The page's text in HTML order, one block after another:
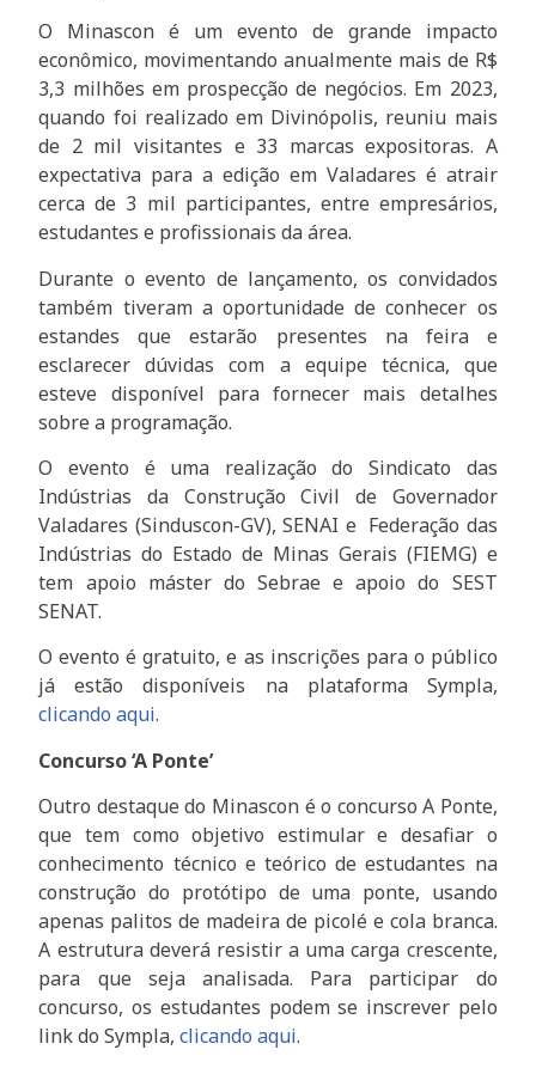
O Minascon é um evento de grande impacto
econômico, movimentando anualmente mais de R$
3,3 milhões em prospecção de negócios. Em 2023,
quando foi realizado em Divinópolis, reuniu mais
de 2 mil visitantes e 33 marcas expositoras. A
expectativa para a edição em Valadares é atrair
cerca de 3 mil participantes, entre empresários,
estudantes e profissionais da área.
Durante o evento de lançamento, os convidados
também tiveram a oportunidade de conhecer os
estandes que estarão presentes na feira e
esclarecer dúvidas com a equipe técnica, que
esteve disponível para fornecer mais detalhes
sobre a programação.
O evento é uma realização do Sindicato das
Indústrias da Construção Civil de Governador
Valadares (Sinduscon-GV), SENAI e Federação das
Indústrias do Estado de Minas Gerais (FIEMG) e
tem apoio máster do Sebrae e apoio do SEST
SENAT.
O evento é gratuito, e as inscrições para o público
já estão disponíveis na plataforma Sympla,
clicando aqui.
Concurso ‘A Ponte’
Outro destaque do Minascon é o concurso A Ponte,
que tem como objetivo estimular e desafiar o
conhecimento técnico e teórico de estudantes na
construção do protótipo de uma ponte, usando
apenas palitos de madeira de picolé e cola branca.
A estrutura deverá resistir a uma carga crescente,
para que seja analisada. Para participar do
concurso, os estudantes podem se inscrever pelo
link do Sympla, clicando aqui.